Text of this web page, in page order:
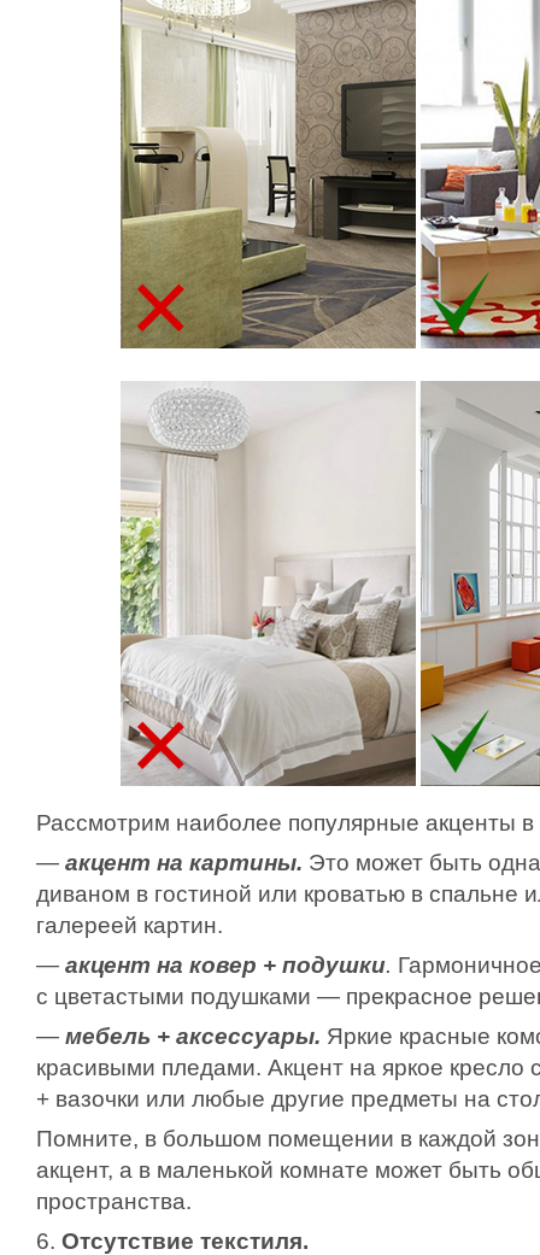
Рассмотрим наиболее популярные акценты в
— акцент на картины. Это может быть
диваном в гостиной или кроватью в спальне
галереей картин.
— акцент на ковер + подушки.
с цветастыми подушками — прекрасное
— мебель + аксессуары. Яркие красные
красивыми пледами. Акцент на яркое кресло
+ вазочки или любые другие предметы на
Помните, в большом помещении в каждой
акцент, а в маленькой комнате может быть
пространства.
6. Отсутствие текстиля.